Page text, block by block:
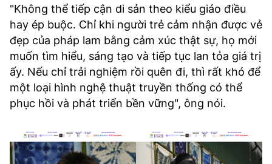
"Không thể tiếp cận di sản theo kiểu giáo điều
hay ép buộc. Chỉ khi người trẻ cảm nhận được vẻ
đẹp của pháp lam bằng cảm xúc thật sự, họ mới
muốn tìm hiểu, sáng tạo và tiếp tục lan tỏa giá trị
ấy. Nếu chỉ trải nghiệm rồi quên đi, thì rất khó để
một loại hình nghệ thuật truyền thống có thể
phục hồi và phát triển bền vững", ông nói.